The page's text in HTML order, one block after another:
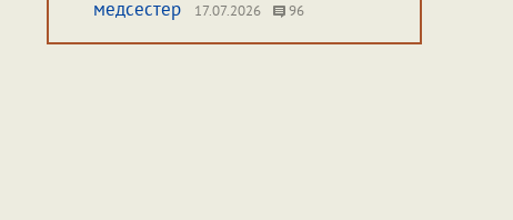
медсестер
17.07.2026 96